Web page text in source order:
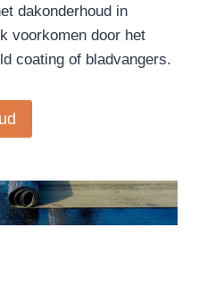
dakonderhoud in
voorkomen door het
coating of bladvangers.